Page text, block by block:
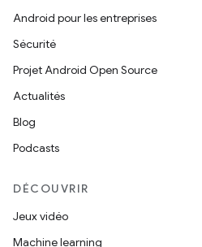
Android pour les entreprises
Sécurité
Projet Android Open Source
Actualités
Blog
Podcasts
DÉCOUVRIR
Jeux vidéo
Machine learning